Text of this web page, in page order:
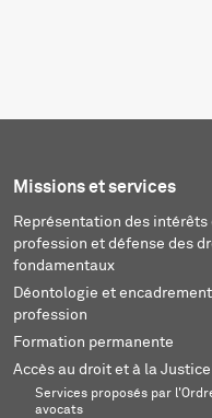
Missions et services
Représentation des intérêts
profession et défense des
fondamentaux
Déontologie et
profession
Formation permanente
Accès au droit et à la Justice
Services proposés par
avocats